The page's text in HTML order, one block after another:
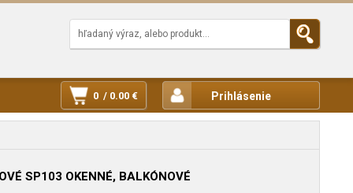
Prihlásenie
0 / 0.00 €
SP103 OKENNÉ, BALKÓNOVÉ